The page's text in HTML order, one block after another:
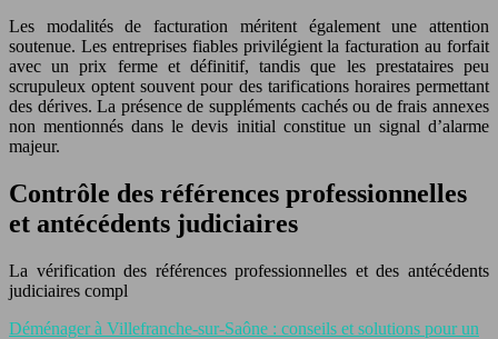
Les modalités de facturation méritent également une attention
soutenue. Les entreprises fiables privilégient la facturation au forfait
avec un prix ferme et définitif, tandis que les prestataires peu
scrupuleux optent souvent pour des tarifications horaires permettant
des dérives. La présence de suppléments cachés ou de frais annexes
non mentionnés dans le devis initial constitue un signal d’alarme
majeur.
Contrôle des références professionnelles
et antécédents judiciaires
La vérification des références professionnelles et des antécédents
judiciaires compl
Déménager à Villefranche-sur-Saône : conseils et solutions pour un